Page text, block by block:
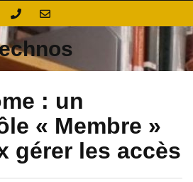
: un
« Membre »
gérer les accès